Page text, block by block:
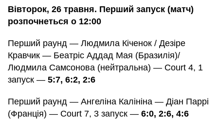
Вівторок, 26 травня. Перший запуск (матч)
розпочнеться о 12:00
Перший раунд — Людмила Кіченок / Дезіре
Кравчик — Беатріс Аддад Мая (Бразилія)/
Людмила Самсонова (нейтральна) — Court 4, 1
запуск — 5:7, 6:2, 2:6
Перший раунд — Ангеліна Калініна — Діан Паррі
(Франція) — Court 7, 3 запуск — 6:0, 2:6, 4:6